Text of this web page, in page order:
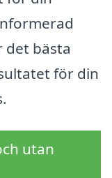
det bästa
för din
utan